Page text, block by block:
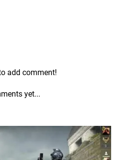
add comment!
yet...